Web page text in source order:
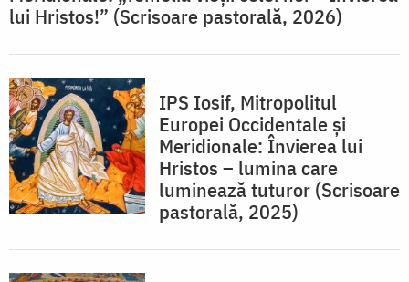
lui Hristos!” (Scrisoare pastorală, 2026)
IPS Iosif, Mitropolitul
Europei Occidentale și
Meridionale: Învierea lui
Hristos – lumina care
luminează tuturor (Scrisoare
pastorală, 2025)